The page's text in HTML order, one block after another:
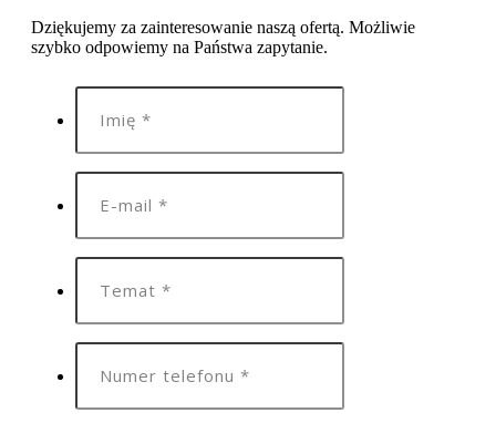
Dziękujemy za zainteresowanie naszą ofertą. Możliwie
szybko odpowiemy na Państwa zapytanie.